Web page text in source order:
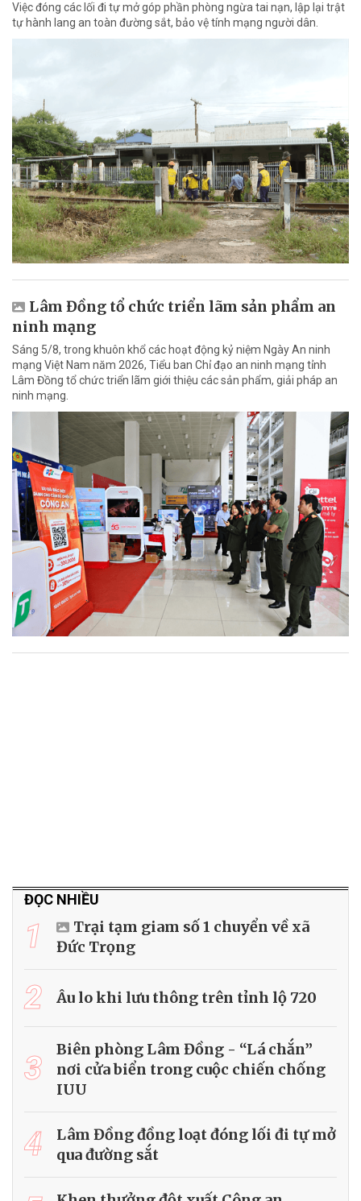
Việc đóng các lối đi tự mở góp phần phòng ngừa tai nạn, lập lại trật
tự hành lang an toàn đường sắt, bảo vệ tính mạng người dân.
Lâm Đồng tổ chức triển lãm sản phẩm an
ninh mạng
Sáng 5/8, trong khuôn khổ các hoạt động kỷ niệm Ngày An ninh
mạng Việt Nam năm 2026, Tiểu ban Chỉ đạo an ninh mạng tỉnh
Lâm Đồng tổ chức triển lãm giới thiệu các sản phẩm, giải pháp an
ninh mạng.
ĐỌC NHIỀU
1
Trại tạm giam số 1 chuyển về xã
Đức Trọng
2 Âu lo khi lưu thông trên tỉnh lộ 720
3
Biên phòng Lâm Đồng - “Lá chắn”
nơi cửa biển trong cuộc chiến chống
IUU
4
Lâm Đồng đồng loạt đóng lối đi tự mở
qua đường sắt